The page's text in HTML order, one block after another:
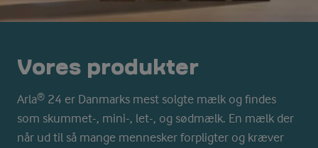
Vores produkter
Arla® 24 er Danmarks mest solgte mælk og findes
som skummet-, mini-, let-, og sødmælk. En mælk der
når ud til så mange mennesker forpligter og kræver